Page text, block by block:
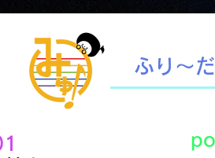
ふり〜